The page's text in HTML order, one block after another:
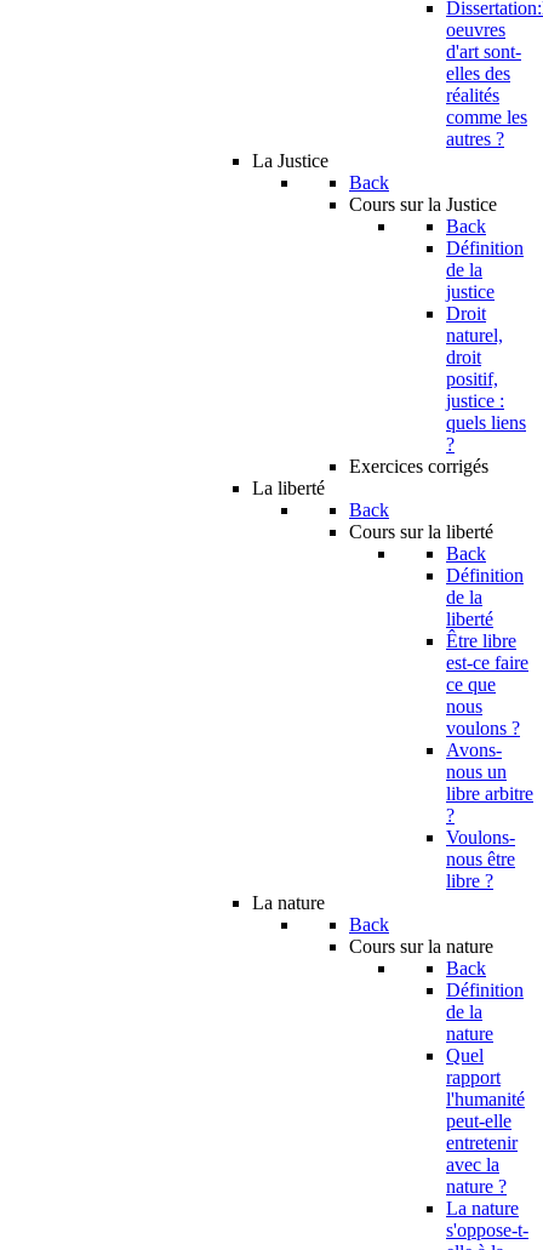
oeuvres
d'art sont-
elles des
réalités
comme les
autres ?
La Justice
Back
Cours sur la Justice
Back
Définition
de la
justice
Droit
naturel,
droit
positif,
justice :
quels liens
?
Exercices corrigés
La liberté
Back
Cours sur la liberté
Back
Définition
de la
liberté
Être libre
est-ce faire
ce que
nous
voulons ?
Avons-
nous un
libre arbitre
?
Voulons-
nous être
libre ?
La nature
Back
Cours sur la nature
Back
Définition
de la
nature
Quel
rapport
l'humanité
peut-elle
entretenir
avec la
nature ?
La nature
s'oppose-t-